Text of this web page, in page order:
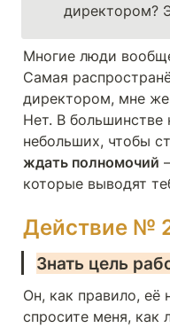
директором?
Многие люди
Самая
директором, мне
Нет. В большинстве
небольших, чтобы
ждать полномочий
которые выводят
Действие №
Знать цель
Он, как правило, её
спросите меня, как